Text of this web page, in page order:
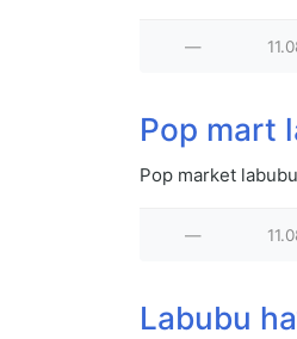
—
Pop mart
Pop market
—
Labubu